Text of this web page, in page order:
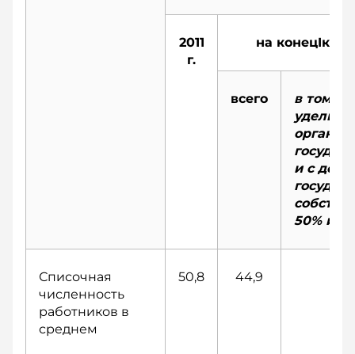
2011
г.
на конецIкв.
всего
в том
и с
50% и
Списочная
численность
работников в
среднем
50,8 44,9